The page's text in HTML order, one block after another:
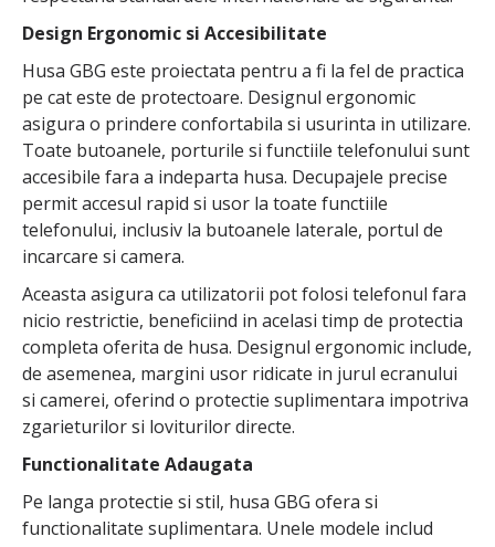
Design Ergonomic si Accesibilitate
Husa GBG este proiectata pentru a fi la fel de practica
pe cat este de protectoare. Designul ergonomic
asigura o prindere confortabila si usurinta in utilizare.
Toate butoanele, porturile si functiile telefonului sunt
accesibile fara a indeparta husa. Decupajele precise
permit accesul rapid si usor la toate functiile
telefonului, inclusiv la butoanele laterale, portul de
incarcare si camera.
Aceasta asigura ca utilizatorii pot folosi telefonul fara
nicio restrictie, beneficiind in acelasi timp de protectia
completa oferita de husa. Designul ergonomic include,
de asemenea, margini usor ridicate in jurul ecranului
si camerei, oferind o protectie suplimentara impotriva
zgarieturilor si loviturilor directe.
Functionalitate Adaugata
Pe langa protectie si stil, husa GBG ofera si
functionalitate suplimentara. Unele modele includ